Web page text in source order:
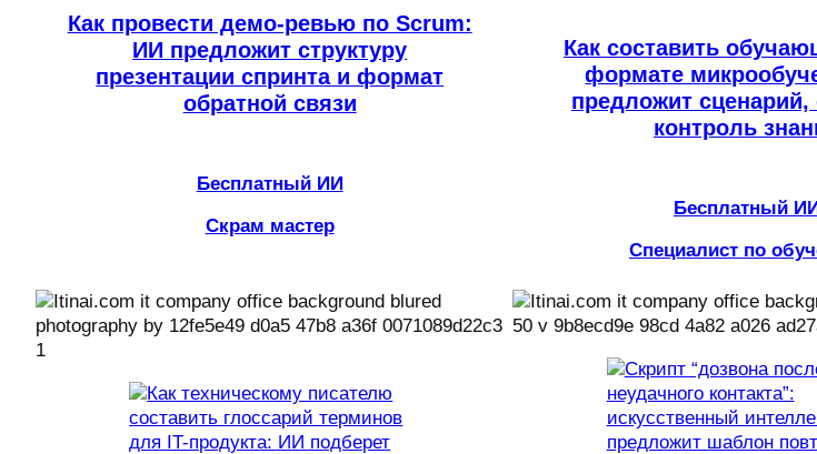
Как провести демо-ревью по Scrum:
ИИ предложит структуру
презентации спринта и формат
обратной связи
Бесплатный ИИ
Скрам мастер
Как составить
формате
предложит
контроль
Бесплатный
Специалист по